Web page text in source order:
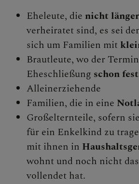
Eheleute, die nicht
verheiratet sind, es sei
sich um Familien mit
Brautleute, wo der
Eheschließung schon
Alleinerziehende
Familien, die in eine
Großelternteile, sofern
für ein Enkelkind zu
mit ihnen in
wohnt und noch nicht
vollendet hat.